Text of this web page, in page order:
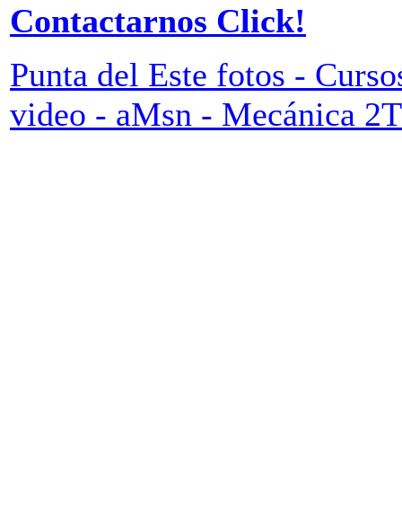
Contactarnos Click!
Punta del Este fotos -
video - aMsn - Mecánica